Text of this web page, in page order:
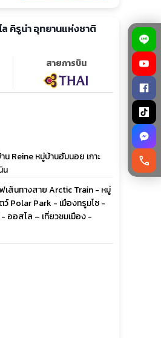
ล คิรูน่า อุทยานแห่งชาติ
สายการบิน
Reine หมู่บ้านฮัมนอย เกาะ
น
ส้นทางสาย Arctic Train - หมู่
Polar Park - เมืองทรูมโซ -
ออสโล – เที่ยวชมเมือง -
call